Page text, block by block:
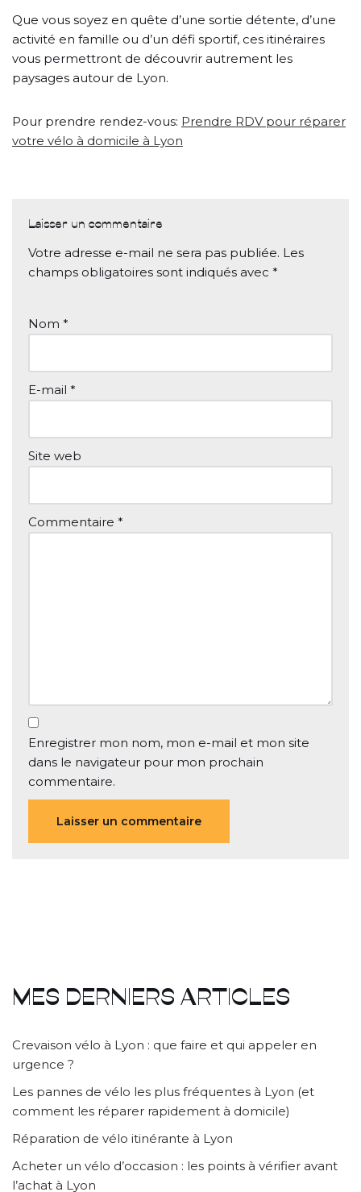
Que vous soyez en quête d’une sortie détente, d’une
activité en famille ou d’un défi sportif, ces itinéraires
vous permettront de découvrir autrement les
paysages autour de Lyon.
Pour prendre rendez-vous: Prendre RDV pour réparer
votre vélo à domicile à Lyon
Laisser un commentaire
Votre adresse e-mail ne sera pas publiée. Les
champs obligatoires sont indiqués avec *
Nom *
E-mail *
Site web
Commentaire *
Enregistrer mon nom, mon e-mail et mon site
dans le navigateur pour mon prochain
commentaire.
MES DERNIERS ARTICLES
Crevaison vélo à Lyon : que faire et qui appeler en
urgence ?
Les pannes de vélo les plus fréquentes à Lyon (et
comment les réparer rapidement à domicile)
Réparation de vélo itinérante à Lyon
Acheter un vélo d’occasion : les points à vérifier avant
l’achat à Lyon